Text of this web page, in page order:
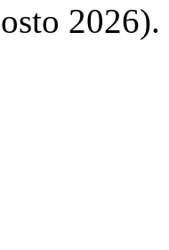
2026).